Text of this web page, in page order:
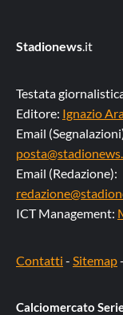
Stadionews.it
Testata
Editore: Ignazio
Email
Email (Redazione):
ICT Management:
Contatti - Sitemap-
Calciomercato